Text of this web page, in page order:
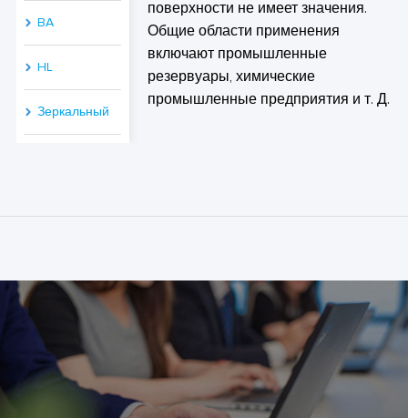
BA
HL
Зеркальный
поверхности не имеет значения.
Общие области применения
включают промышленные
резервуары, химические
промышленные предприятия и т. Д.